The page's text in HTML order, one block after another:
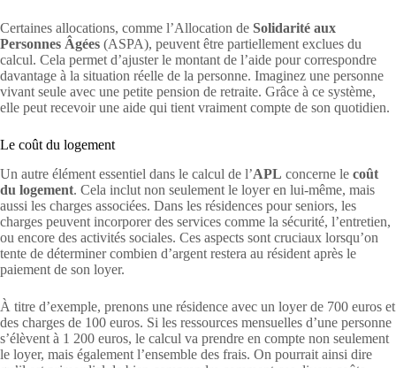
Certaines allocations, comme l’Allocation de Solidarité aux
Personnes Âgées (ASPA), peuvent être partiellement exclues du
calcul. Cela permet d’ajuster le montant de l’aide pour correspondre
davantage à la situation réelle de la personne. Imaginez une personne
vivant seule avec une petite pension de retraite. Grâce à ce système,
elle peut recevoir une aide qui tient vraiment compte de son quotidien.
Le coût du logement
Un autre élément essentiel dans le calcul de l’APL concerne le coût
du logement. Cela inclut non seulement le loyer en lui-même, mais
aussi les charges associées. Dans les résidences pour seniors, les
charges peuvent incorporer des services comme la sécurité, l’entretien,
ou encore des activités sociales. Ces aspects sont cruciaux lorsqu’on
tente de déterminer combien d’argent restera au résident après le
paiement de son loyer.
À titre d’exemple, prenons une résidence avec un loyer de 700 euros et
des charges de 100 euros. Si les ressources mensuelles d’une personne
s’élèvent à 1 200 euros, le calcul va prendre en compte non seulement
le loyer, mais également l’ensemble des frais. On pourrait ainsi dire